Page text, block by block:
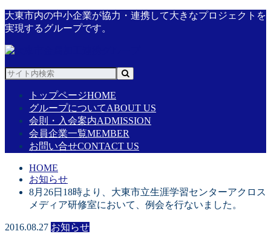
大東市内の中小企業が協力・連携して大きなプロジェクトを
実現するグループです。
トップページHOME
グループについてABOUT US
会則・入会案内ADMISSION
会員企業一覧MEMBER
お問い合せCONTACT US
HOME
お知らせ
8月26日18時より、大東市立生涯学習センターアクロス
メディア研修室において、例会を行ないました。
2016.08.27 お知らせ